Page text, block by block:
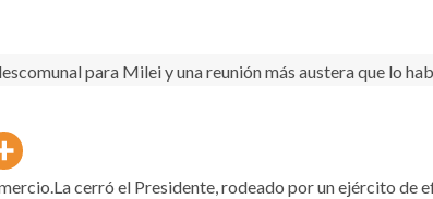
cerró el Presidente, rodeado por un ejército